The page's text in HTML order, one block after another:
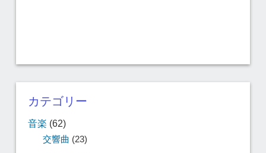
カテゴリー
音楽 (62)
交響曲 (23)